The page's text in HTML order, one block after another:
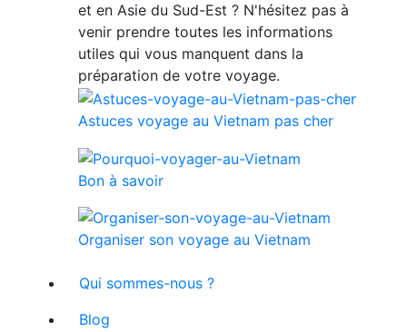
et en Asie du Sud-Est ? N'hésitez pas à
venir prendre toutes les informations
utiles qui vous manquent dans la
préparation de votre voyage.
Astuces voyage au Vietnam pas cher
Bon à savoir
Organiser son voyage au Vietnam
Qui sommes-nous ?
Blog